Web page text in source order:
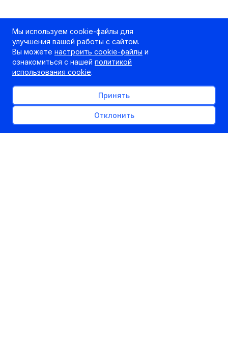
Мы используем cookie-файлы для
улучшения вашей работы с сайтом.
Вы можете настроить cookie-файлы и
ознакомиться с нашей политикой
использования cookie.
Принять
Отклонить